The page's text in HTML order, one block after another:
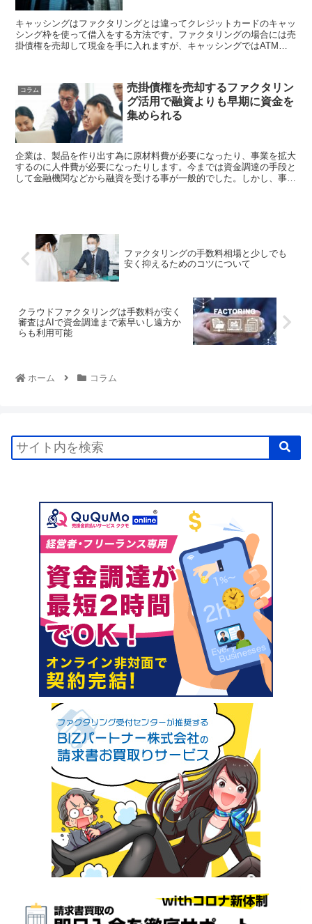
キャッシングはファクタリングとは違ってクレジットカードのキャッ
シング枠を使って借入をする方法です。ファクタリングの場合には売
掛債権を売却して現金を手に入れますが、キャッシングではATMを
コラム
売掛債権を売却するファクタリン
グ活用で融資よりも早期に資金を
集められる
企業は、製品を作り出す為に原材料費が必要になったり、事業を拡大
するのに人件費が必要になったりします。今までは資金調達の手段と
して金融機関などから融資を受ける事が一般的でした。しかし、事業
ファクタリングの手数料相場と少しでも
安く抑えるためのコツについて
クラウドファクタリングは手数料が安く
審査はAIで資金調達まで素早いし遠方か
らも利用可能
ホーム コラム